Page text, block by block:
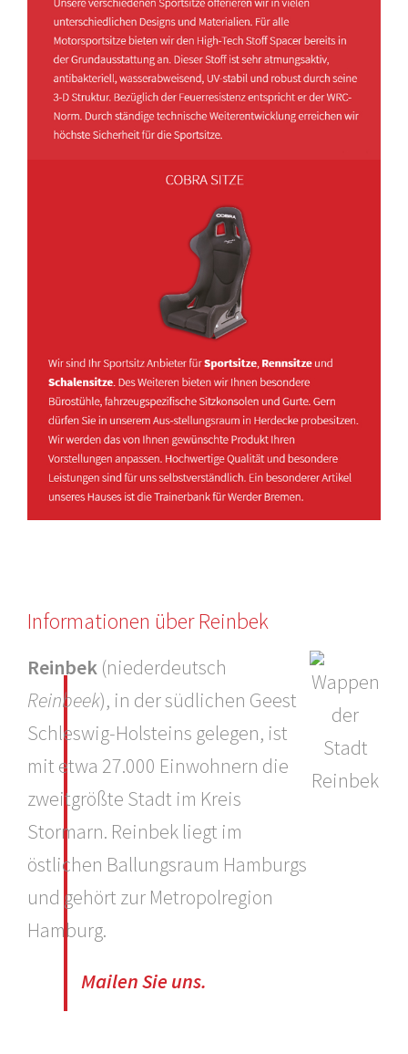
Informationen über Reinbek
Reinbek (niederdeutsch
Reinbeek), in der südlichen Geest
Schleswig-Holsteins gelegen, ist
mit etwa 27.000 Einwohnern die
zweitgrößte Stadt im Kreis
Stormarn. Reinbek liegt im
östlichen Ballungsraum Hamburgs
und gehört zur Metropolregion
Hamburg.
Mailen Sie uns.